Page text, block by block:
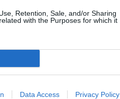
Retention, Sale, and/or Sharing
with the Purposes for which it
Data Access Privacy Policy